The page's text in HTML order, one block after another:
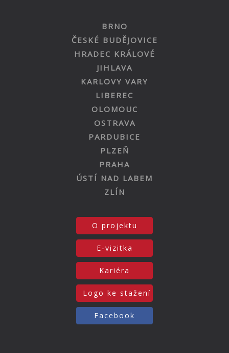
BRNO
ČESKÉ BUDĚJOVICE
HRADEC KRÁLOVÉ
JIHLAVA
KARLOVY VARY
LIBEREC
OLOMOUC
OSTRAVA
PARDUBICE
PLZEŇ
PRAHA
ÚSTÍ NAD LABEM
ZLÍN
O projektu
E-vizitka
Kariéra
Logo ke stažení
Facebook